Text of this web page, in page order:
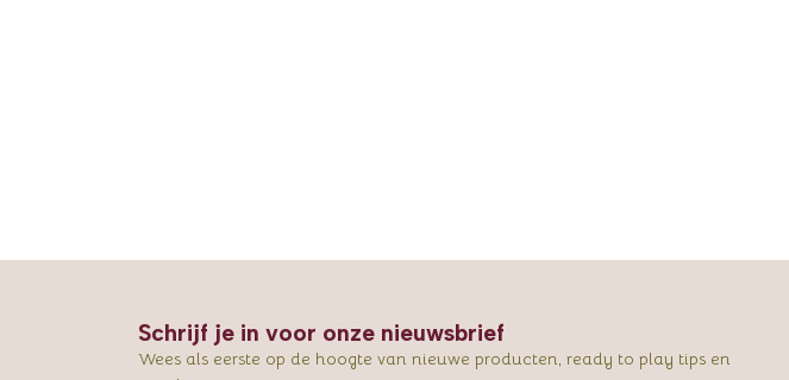
Schrijf je in voor onze nieuwsbrief
Wees als eerste op de hoogte van nieuwe producten, ready to play tips en